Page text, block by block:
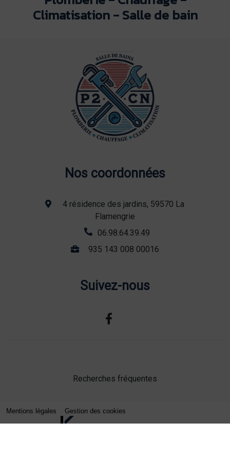
Climatisation - Salle de bain
Nos coordonnées
4 résidence des jardins, 59570 La
Flamengrie
06.98.64.39.49
935 143 008 00016
Suivez-nous
Recherches fréquentes
Mentions légales Gestion des cookies